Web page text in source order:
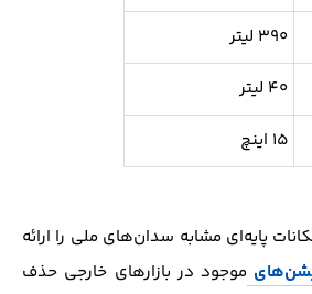
۳۹۰ لیتر
۴۰ لیتر
۱۵ اینچ
پایه‌ای مشابه سدان‌های ملی را ارائه
موجود در بازارهای خارجی حذف